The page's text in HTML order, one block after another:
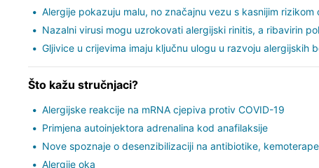
Alergije pokazuju malu, no značajnu vezu s kasnijim rizikom
Nazalni virusi mogu uzrokovati alergijski rinitis, a ribavirin
Gljivice u crijevima imaju ključnu ulogu u razvoju alergijskih
Što kažu stručnjaci?
Alergijske reakcije na mRNA cjepiva protiv COVID-19
Primjena autoinjektora adrenalina kod anafilaksije
Nove spoznaje o desenzibilizaciji na antibiotike,
Alergije oka